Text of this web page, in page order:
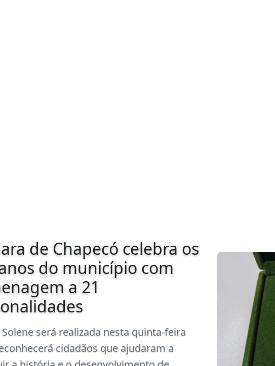
tem candidatura
em convenção
do PL em Santa
a deputado estadual Leandro
teve o nome homologado sábado, 1º de